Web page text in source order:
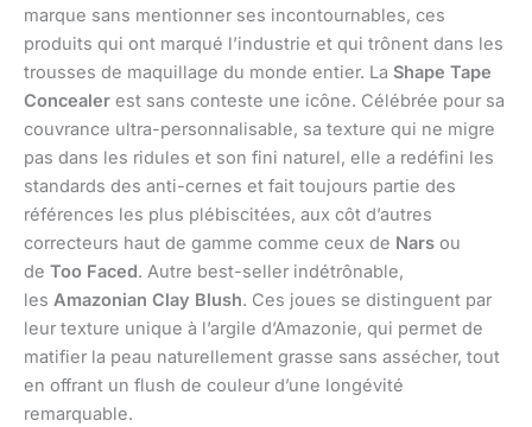
marque sans mentionner ses incontournables, ces
produits qui ont marqué l’industrie et qui trônent dans les
trousses de maquillage du monde entier. La Shape Tape
Concealer est sans conteste une icône. Célébrée pour sa
couvrance ultra-personnalisable, sa texture qui ne migre
pas dans les ridules et son fini naturel, elle a redéfini les
standards des anti-cernes et fait toujours partie des
références les plus plébiscitées, aux côt d’autres
correcteurs haut de gamme comme ceux de Nars ou
de Too Faced. Autre best-seller indétrônable,
les Amazonian Clay Blush. Ces joues se distinguent par
leur texture unique à l’argile d’Amazonie, qui permet de
matifier la peau naturellement grasse sans assécher, tout
en offrant un flush de couleur d’une longévité
remarquable.